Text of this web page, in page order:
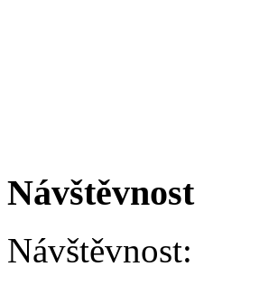
Návštěvnost
Návštěvnost: